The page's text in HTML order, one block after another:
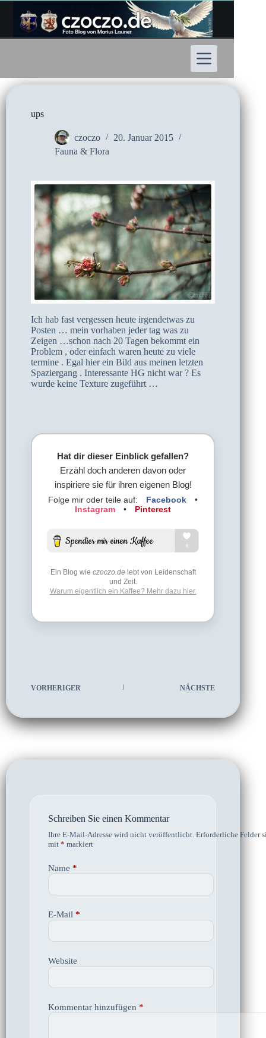
Inhalt
springen
ups
czoczo
20. Januar 2015
Fauna & Flora
Ich hab fast vergessen heute irgendetwas zu
Posten … mein vorhaben jeder tag was zu
Zeigen …schon nach 20 Tagen bekommt ein
Problem , oder einfach waren heute zu viele
termine . Egal hier ein Bild aus meinen letzten
Spaziergang . Interessante HG nicht war ? Es
wurde keine Texture zugeführt …
Hat dir dieser Einblick gefallen?
Erzähl doch anderen davon oder
inspiriere sie für ihren eigenen Blog!
Folge mir oder teile auf: Facebook
•
Instagram
• Pinterest
Ein Blog wie czoczo.delebt von Leidenschaft
und Zeit.
Warum eigentlich ein Kaffee? Mehr dazu hier.
VORHERIGER NÄCHSTE
Schreiben Sie einen Kommentar
Ihre E-Mail-Adresse wird nicht veröffentlicht. Erforderliche Felder
mit * markiert
Name *
E-Mail *
Website
Kommentar hinzufügen *